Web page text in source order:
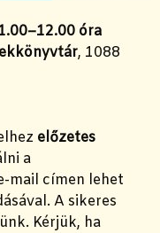
óra
, 1088
előzetes
a
mail címen lehet
A sikeres
Kérjük, ha